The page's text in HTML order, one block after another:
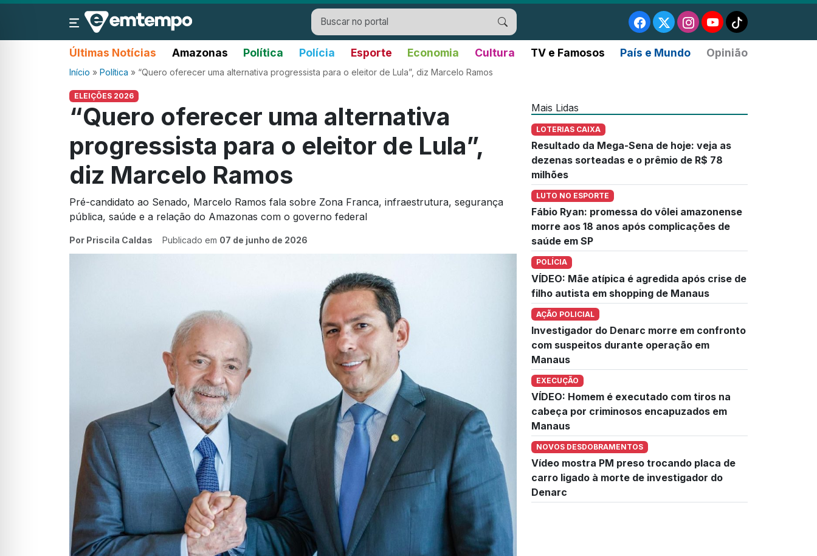
Últimas Notícias Amazonas Política Polícia Esporte Economia Cultura TV e Famosos País e Mundo Opinião
Início » Política » “Quero oferecer uma alternativa progressista para o eleitor de Lula”, diz Marcelo Ramos
ELEIÇÕES 2026
“Quero oferecer uma alternativa
progressista para o eleitor de Lula”,
diz Marcelo Ramos
Pré-candidato ao Senado, Marcelo Ramos fala sobre Zona Franca, infraestrutura, segurança
pública, saúde e a relação do Amazonas com o governo federal
Por Priscila Caldas Publicado em 07 de junho de 2026
Mais Lidas
LOTERIAS CAIXA
Resultado da Mega-Sena de hoje: veja as
dezenas sorteadas e o prêmio de R$ 78
milhões
LUTO NO ESPORTE
Fábio Ryan: promessa do vôlei amazonense
morre aos 18 anos após complicações de
saúde em SP
POLÍCIA
VÍDEO: Mãe atípica é agredida após crise de
filho autista em shopping de Manaus
AÇÃO POLICIAL
Investigador do Denarc morre em confronto
com suspeitos durante operação em
Manaus
EXECUÇÃO
VÍDEO: Homem é executado com tiros na
cabeça por criminosos encapuzados em
Manaus
NOVOS DESDOBRAMENTOS
Vídeo mostra PM preso trocando placa de
carro ligado à morte de investigador do
Denarc